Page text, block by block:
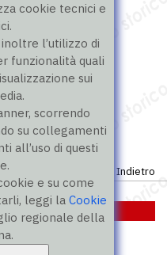
cookie tecnici e
l’utilizzo di
funzionalità quali
sui
scorrendo
su collegamenti
all’uso di questi
e su come
leggi laCookie
regionale della
Indietro